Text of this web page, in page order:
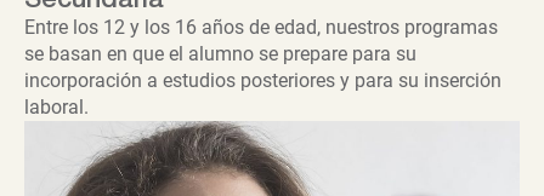
Entre los 12 y los 16 años de edad, nuestros programas
se basan en que el alumno se prepare para su
incorporación a estudios posteriores y para su inserción
laboral.